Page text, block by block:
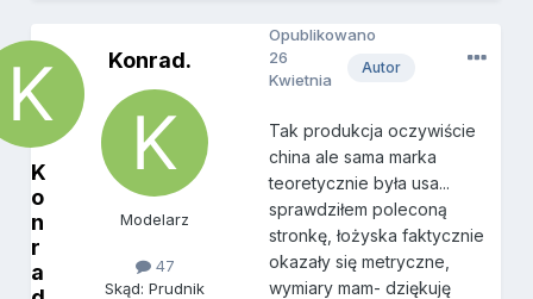
K
o
n
r
a
Konrad.
Modelarz
47
Skąd: Prudnik
Autor
Opublikowano
26
Kwietnia
Tak produkcja oczywiście
china ale sama marka
teoretycznie była usa...
sprawdziłem poleconą
stronkę, łożyska faktycznie
okazały się metryczne,
wymiary mam- dziękuję